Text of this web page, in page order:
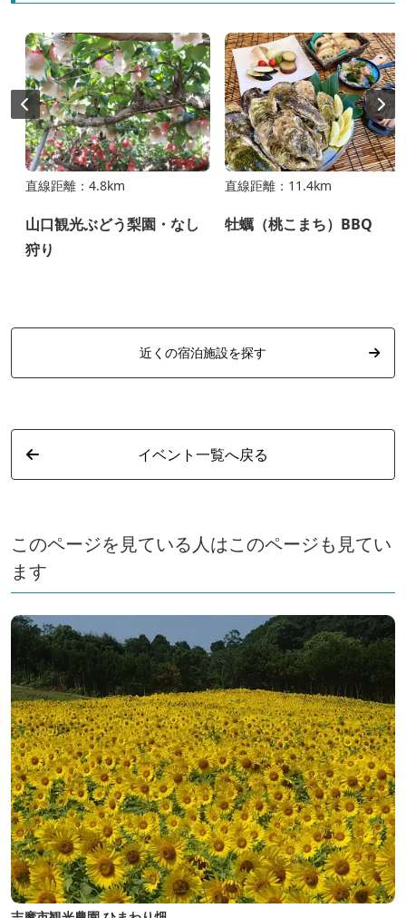
直線距離：4.8km
山口観光ぶどう梨園・なし
狩り
直線距離：11.4km
牡蠣（桃こまち）BBQ
近くの宿泊施設を探す
イベント一覧へ戻る
このページを見ている人はこのページも見てい
ます